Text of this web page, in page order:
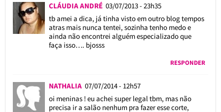
CLÁUDIA ANDRÉ 03/07/2013 - 23h35
tb amei a dica, já tinha visto em outro blog tempos
atras mais nunca tentei, sozinha tenho medo e
ainda não encontrei alguém especializado que
faça isso…. bjosss
RESPONDER
NATHALIA 07/07/2014 - 12h57
oi meninas ! eu achei super legal tbm, mas não
precisa ir a salão nenhum pra fazer esse corte,